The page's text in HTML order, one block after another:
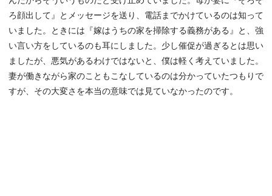
ろ顔出して』とメッセージを送り、電話までかけているのは知って
いました。ときには『嫁はうちの家を掃除する義務がある』と、強
い言い方をしているのも耳にしました。少し催促が過ぎるとは思い
ましたが、悪気があるわけではないと、僕は軽く考えていました。
妻が働きながら家のこともこなしているのは分かっていたつもりで
すが、その大変さを本当の意味では見ていなかったのです。